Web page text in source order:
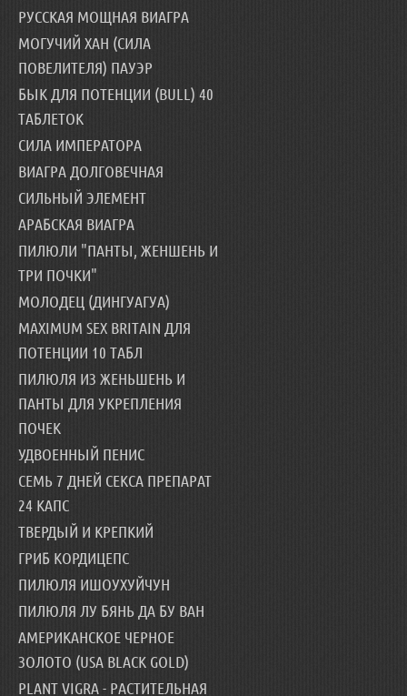
РУССКАЯ МОЩНАЯ ВИАГРА
МОГУЧИЙ ХАН (СИЛА
ПОВЕЛИТЕЛЯ) ПАУЭР
БЫК ДЛЯ ПОТЕНЦИИ (BULL) 40
ТАБЛЕТОК
СИЛА ИМПЕРАТОРА
ВИАГРА ДОЛГОВЕЧНАЯ
СИЛЬНЫЙ ЭЛЕМЕНТ
АРАБСКАЯ ВИАГРА
ПИЛЮЛИ "ПАНТЫ, ЖЕНШЕНЬ И
ТРИ ПОЧКИ"
МОЛОДЕЦ (ДИНГУАГУА)
MAXIMUM SEX BRITAIN ДЛЯ
ПОТЕНЦИИ 10 ТАБЛ
ПИЛЮЛЯ ИЗ ЖЕНЬШЕНЬ И
ПАНТЫ ДЛЯ УКРЕПЛЕНИЯ
ПОЧЕК
УДВОЕННЫЙ ПЕНИС
СЕМЬ 7 ДНЕЙ СЕКСА ПРЕПАРАТ
24 КАПС
ТВЕРДЫЙ И КРЕПКИЙ
ГРИБ КОРДИЦЕПС
ПИЛЮЛЯ ИШОУХУЙЧУН
ПИЛЮЛЯ ЛУ БЯНЬ ДА БУ ВАН
АМЕРИКАНСКОЕ ЧЕРНОЕ
ЗОЛОТО (USA BLACK GOLD)
PLANT VIGRA - РАСТИТЕЛЬНАЯ